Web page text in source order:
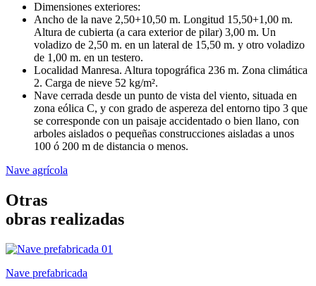
Dimensiones exteriores:
Ancho de la nave 2,50+10,50 m. Longitud 15,50+1,00 m.
Altura de cubierta (a cara exterior de pilar) 3,00 m. Un
voladizo de 2,50 m. en un lateral de 15,50 m. y otro voladizo
de 1,00 m. en un testero.
Localidad Manresa. Altura topográfica 236 m. Zona climática
2. Carga de nieve 52 kg/m².
Nave cerrada desde un punto de vista del viento, situada en
zona eólica C, y con grado de aspereza del entorno tipo 3 que
se corresponde con un paisaje accidentado o bien llano, con
arboles aislados o pequeñas construcciones aisladas a unos
100 ó 200 m de distancia o menos.
Nave agrícola
Otras
obras realizadas
Nave prefabricada